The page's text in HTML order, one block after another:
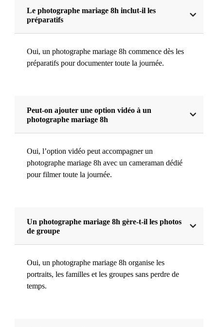
Le photographe mariage 8h inclut-il les
préparatifs
Oui, un photographe mariage 8h commence dès les
préparatifs pour documenter toute la journée.
Peut-on ajouter une option vidéo à un
photographe mariage 8h
Oui, l’option vidéo peut accompagner un
photographe mariage 8h avec un cameraman dédié
pour filmer toute la journée.
Un photographe mariage 8h gère-t-il les photos
de groupe
Oui, un photographe mariage 8h organise les
portraits, les familles et les groupes sans perdre de
temps.